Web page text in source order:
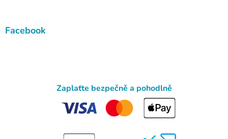
Facebook
Zaplaťte bezpečně a pohodlně